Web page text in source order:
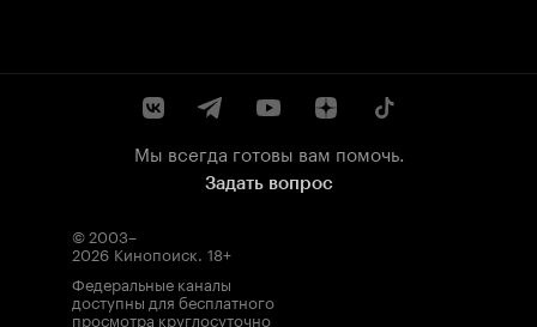
Мы всегда готовы вам помочь.
Задать вопрос
© 2003–
2026 Кинопоиск. 18+
Федеральные каналы
доступны для бесплатного
просмотра круглосуточно